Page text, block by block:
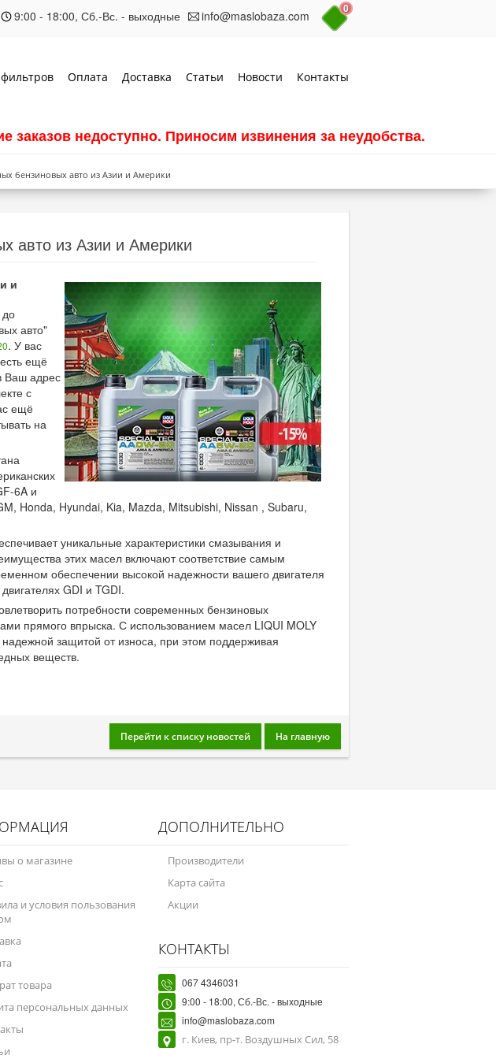
9:00 - 18:00, Сб.-Вс. - выходные info@maslobaza.com 0
Оплата Доставка Статьи Новости Контакты
недоступно. Приносим извинения за неудобства.
бензиновых авто из Азии и Америки
авто из Азии и Америки
и
до
авто"
. У вас
ещё
Ваш адрес
с
ещё
на
6A и
Honda, Hyundai, Kia, Mazda, Mitsubishi, Nissan , Subaru,
уникальные характеристики смазывания и
этих масел включают соответствие самым
обеспечении высокой надежности вашего двигателя
GDI и TGDI.
потребности современных бензиновых
прямого впрыска. С использованием масел LIQUI MOLY
защитой от износа, при этом поддерживая
веществ.
Перейти к списку новостей На главную
о магазине
и условия пользования
товара
персональных данных
ДОПОЛНИТЕЛЬНО
Производители
Карта сайта
Акции
КОНТАКТЫ
067 4346031
9:00 - 18:00, Сб.-Вс. - выходные
info@maslobaza.com
г. Киев, пр-т. Воздушных Сил, 58